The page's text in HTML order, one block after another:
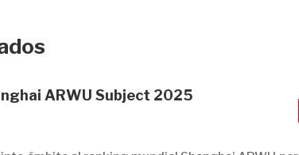
ARWU Subject 2025